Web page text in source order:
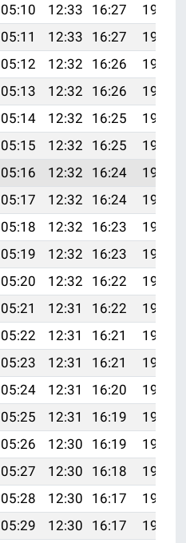
05:10 12:33 16:27
19:45
05:11 12:33 16:27
19:44
05:12 12:32 16:26
19:43
05:13 12:32 16:26
19:42
05:14 12:32 16:25
19:41
05:15 12:32 16:25
19:40
05:16 12:32 16:24
19:38
05:17 12:32 16:24
19:37
05:18 12:32 16:23
19:36
05:19 12:32 16:23
19:35
05:20 12:32 16:22
19:33
05:21 12:31 16:22
19:32
05:22 12:31 16:21
19:31
05:23 12:31 16:21
19:29
05:24 12:31 16:20
19:28
05:25 12:31 16:19
19:27
05:26 12:30 16:19
19:25
05:27 12:30 16:18
19:24
05:28 12:30 16:17
19:22
05:29 12:30 16:17
19:21